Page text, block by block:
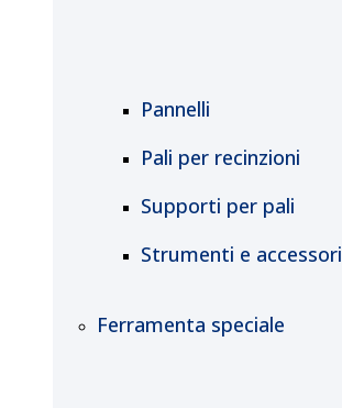
Pannelli
Pali per recinzioni
Supporti per pali
Strumenti e accessori
Ferramenta speciale